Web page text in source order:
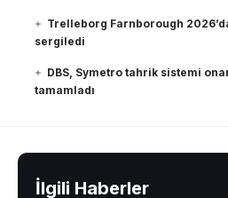
Trelleborg Farnborough
sergiledi
DBS, Symetro tahrik sistemi
tamamladı
İlgili Haberler